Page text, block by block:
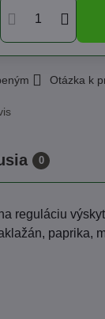
Otázka k
0
reguláciu
paprika,